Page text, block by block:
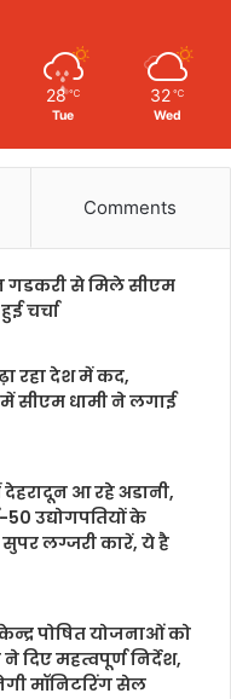
28 ℃
Tue
32 ℃
Wed
Comments
गडकरी से मिले सीएम
चर्चा
रहा देश में कद,
में सीएम धामी ने लगाई
आ रहे अडानी,
उद्योगपतियों के
लग्जरी कारें, ये है
पोषित योजनाओं को
दिए महत्वपूर्ण निर्देश,
मॉनिटरिंग सेल